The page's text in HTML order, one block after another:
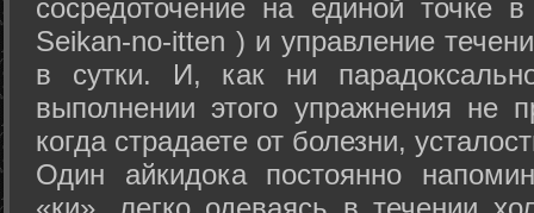
сосредоточение на единой точке
Seikan-­no-­itten ) и управление
в сутки. И, как ни
выполнении этого упражнения не
когда страдаете от болезни,
Один айкидока постоянно